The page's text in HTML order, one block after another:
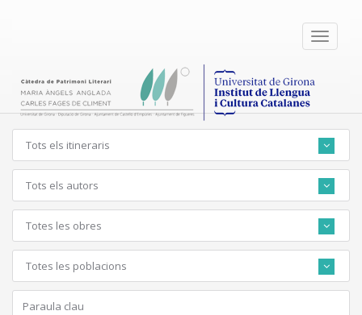
Toggle
Tots els itineraris
Tots els autors
Totes les obres
Totes les poblacions